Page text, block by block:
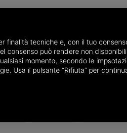
houses for sale in Lozzolo
finalità tecniche e, con il tuo
consenso può rendere non
momento, secondo le
Usa il pulsante “Rifiuta” per